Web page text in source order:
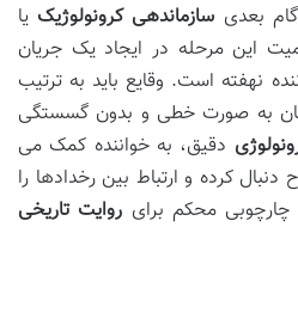
بعدی سازماندهی کرونولوژیک یا
این مرحله در ایجاد یک جریان
نهفته است. وقایع باید به ترتیب
به صورت خطی و بدون گسستگی
دقیق، به خواننده کمک می
کرده و ارتباط بین رخدادها را
چارچوبی محکم برای روایت تاریخی